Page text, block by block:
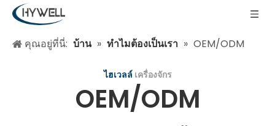
คุณอยู่ที่นี่: บ้าน » ทำไมต้องเป็นเรา » OEM/ODM
ไฮเวลล์เครื่องจักร
OEM/ODM